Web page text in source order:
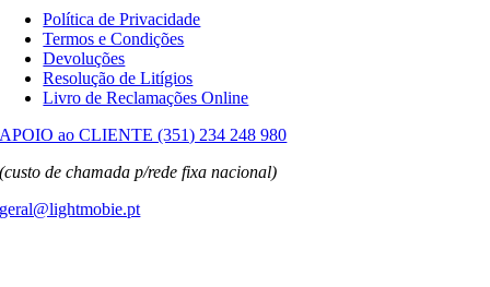
Política de Privacidade
Termos e Condições
Devoluções
Resolução de Litígios
Livro de Reclamações Online
APOIO ao CLIENTE (351) 234 248 980
(custo de chamada p/rede fixa nacional)
geral@lightmobie.pt